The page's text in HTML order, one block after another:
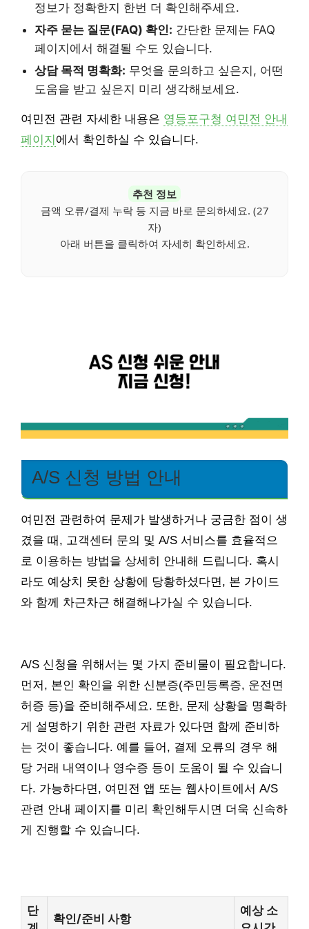
정보가 정확한지 한번 더 확인해주세요.
자주 묻는 질문(FAQ) 확인: 간단한 문제는 FAQ
페이지에서 해결될 수도 있습니다.
상담 목적 명확화: 무엇을 문의하고 싶은지, 어떤
도움을 받고 싶은지 미리 생각해보세요.
여민전 관련 자세한 내용은 영등포구청 여민전 안내
페이지 에서 확인하실 수 있습니다.
추천 정보
금액 오류/결제 누락 등 지금 바로 문의하세요. (27
자)
아래 버튼을 클릭하여 자세히 확인하세요.
A/S 신청 방법 안내
여민전 관련하여 문제가 발생하거나 궁금한 점이 생
겼을 때, 고객센터 문의 및 A/S 서비스를 효율적으
로 이용하는 방법을 상세히 안내해 드립니다. 혹시
라도 예상치 못한 상황에 당황하셨다면, 본 가이드
와 함께 차근차근 해결해나가실 수 있습니다.
A/S 신청을 위해서는 몇 가지 준비물이 필요합니다.
먼저, 본인 확인을 위한 신분증(주민등록증, 운전면
허증 등)을 준비해주세요. 또한, 문제 상황을 명확하
게 설명하기 위한 관련 자료가 있다면 함께 준비하
는 것이 좋습니다. 예를 들어, 결제 오류의 경우 해
당 거래 내역이나 영수증 등이 도움이 될 수 있습니
다. 가능하다면, 여민전 앱 또는 웹사이트에서 A/S
관련 안내 페이지를 미리 확인해두시면 더욱 신속하
게 진행할 수 있습니다.
단
확인/준비 사항
예상 소